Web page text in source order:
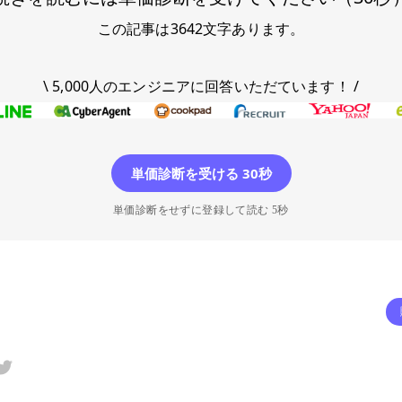
この記事は3642文字あります。
\ 5,000人のエンジニアに回答いただています！ /
単価診断を受ける 30秒
単価診断をせずに登録して読む 5秒